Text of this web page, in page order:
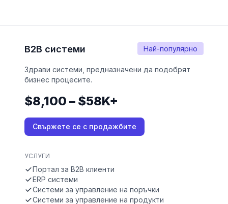
Най-популярно
B2B системи
Здрави системи, предназначени да подобрят
бизнес процесите.
$8,100 – $58K+
Свържете се с продажбите
УСЛУГИ
Портал за B2B клиенти
ERP системи
Системи за управление на поръчки
Системи за управление на продукти